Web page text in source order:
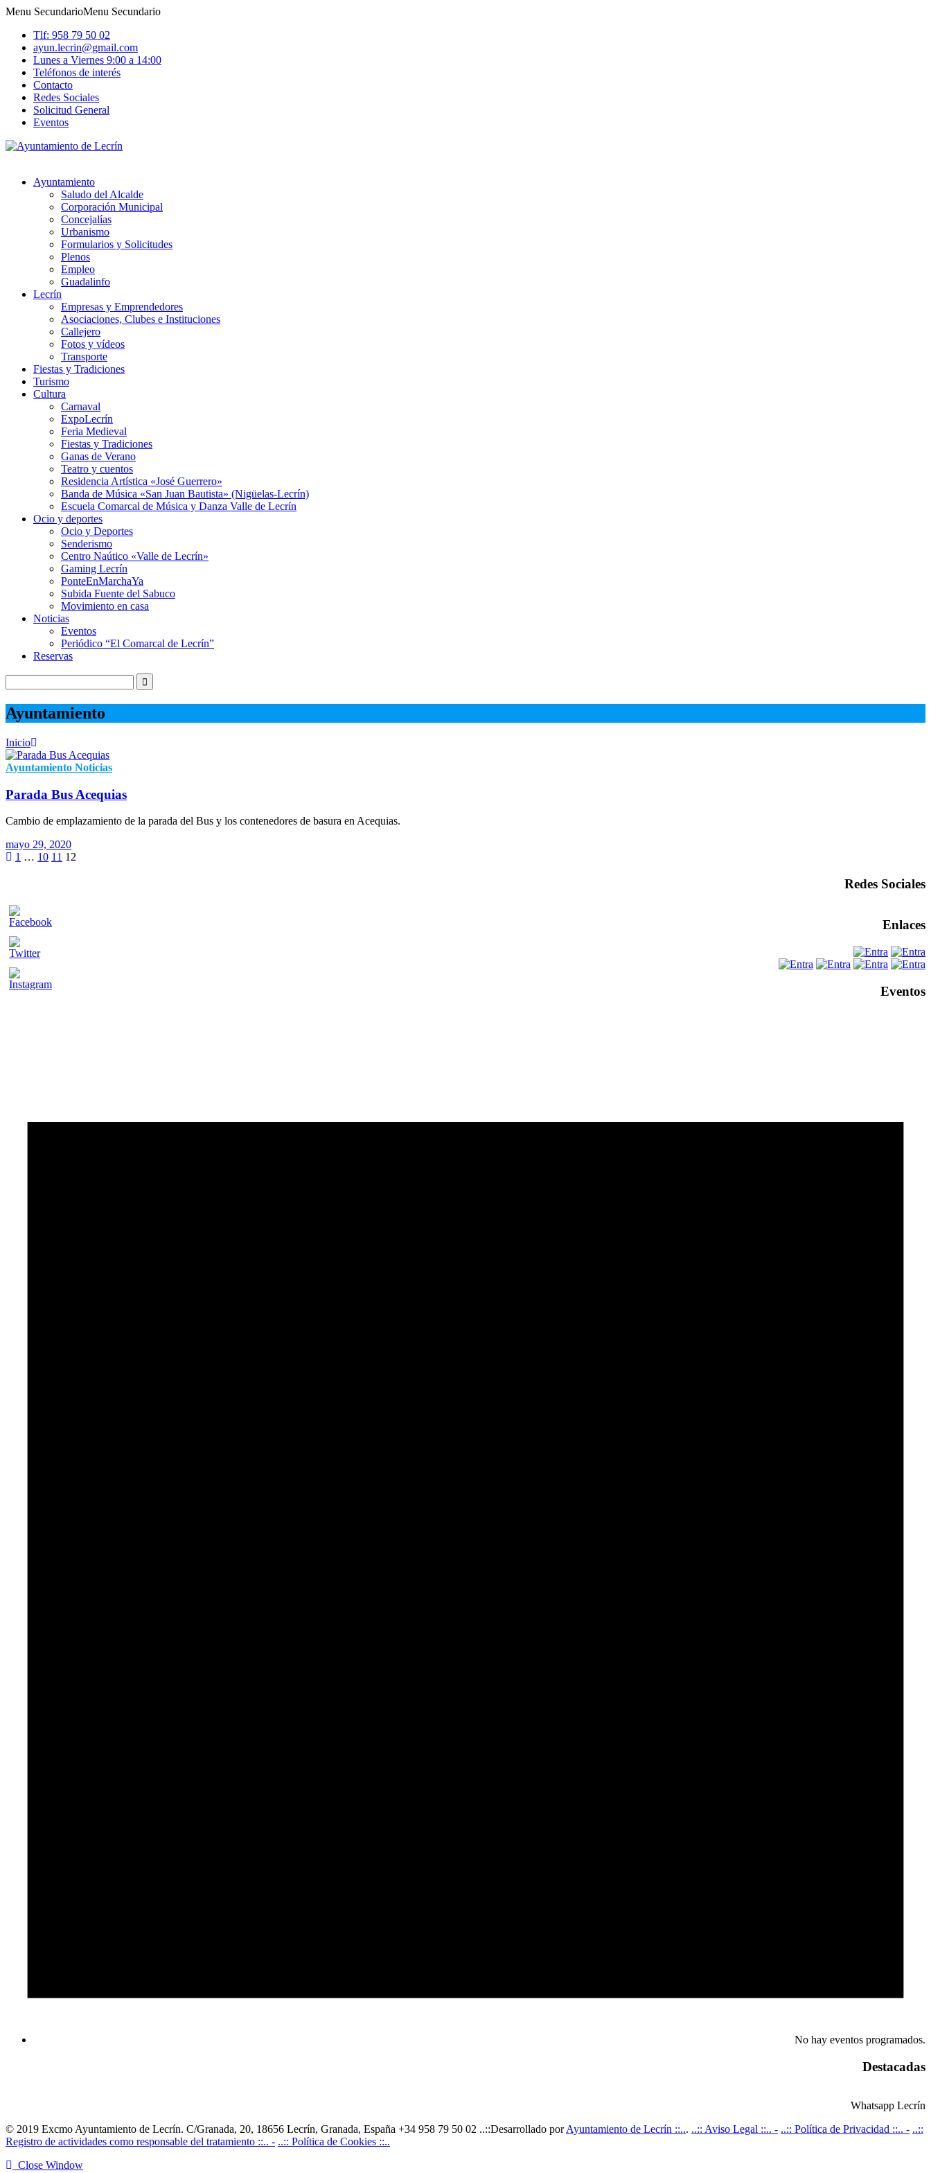
Menu SecundarioMenu Secundario
Tlf: 958 79 50 02
ayun.lecrin@gmail.com
Lunes a Viernes 9:00 a 14:00
Teléfonos de interés
Contacto
Redes Sociales
Solicitud General
Eventos
Ayuntamiento
Saludo del Alcalde
Corporación Municipal
Concejalías
Urbanismo
Formularios y Solicitudes
Plenos
Empleo
Guadalinfo
Lecrín
Empresas y Emprendedores
Asociaciones, Clubes e Instituciones
Callejero
Fotos y vídeos
Transporte
Fiestas y Tradiciones
Turismo
Cultura
Carnaval
ExpoLecrín
Feria Medieval
Fiestas y Tradiciones
Ganas de Verano
Teatro y cuentos
Residencia Artística «José Guerrero»
Banda de Música «San Juan Bautista» (Nigüelas-Lecrín)
Escuela Comarcal de Música y Danza Valle de Lecrín
Ocio y deportes
Ocio y Deportes
Senderismo
Centro Naútico «Valle de Lecrín»
Gaming Lecrín
PonteEnMarchaYa
Subida Fuente del Sabuco
Movimiento en casa
Noticias
Eventos
Periódico “El Comarcal de Lecrín”
Reservas
Ayuntamiento
Inicio
Ayuntamiento Noticias
Parada Bus Acequias
Cambio de emplazamiento de la parada del Bus y los contenedores de basura en Acequias.
mayo 29, 2020
1 … 10 11 12
Redes Sociales
Enlaces
Eventos
No hay eventos programados.
Destacadas
Whatsapp Lecrín
© 2019 Excmo Ayuntamiento de Lecrín. C/Granada, 20, 18656 Lecrín, Granada, España +34 958 79 50 02 ..::Desarrollado porAyuntamiento de Lecrín ::... ..:: Aviso Legal ::.. - ..:: Política de Privacidad ::.. - ..::
Registro de actividades como responsable del tratamiento ::.. - ..:: Política de Cookies ::..
Close Window